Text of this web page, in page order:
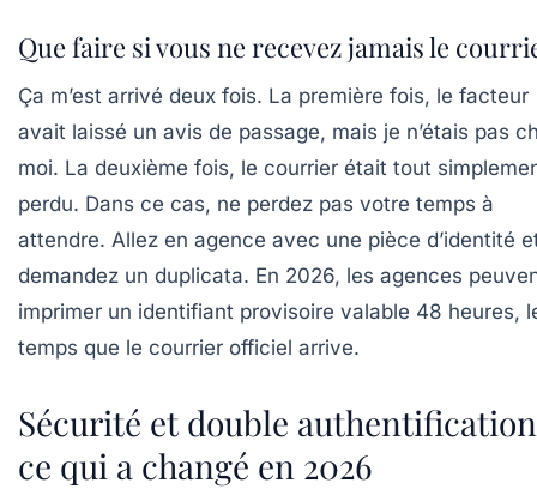
Que faire si vous ne recevez jamais le
Ça m’est arrivé deux fois. La première fois, le facteur
avait laissé un avis de passage, mais je n’étais pas
moi. La deuxième fois, le courrier était tout
perdu. Dans ce cas, ne perdez pas votre temps à
attendre. Allez en agence avec une pièce d’identité
demandez un duplicata. En 2026, les agences
imprimer un identifiant provisoire valable 48 heures,
temps que le courrier officiel arrive.
Sécurité et double
ce qui a changé en 2026